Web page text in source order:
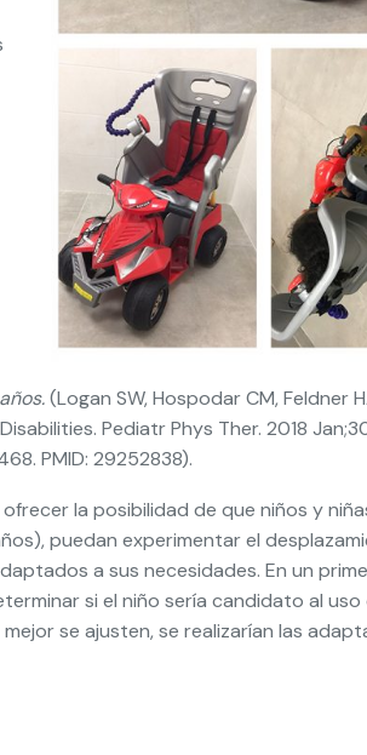
(Logan SW, Hospodar CM, Feldner
Pediatr Phys Ther. 2018
PMID: 29252838).
la posibilidad de que niños y
puedan experimentar el
a sus necesidades. En un
si el niño sería candidato al
se ajusten, se realizarían las